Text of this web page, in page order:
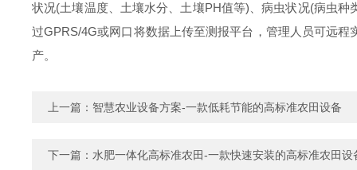
状况(土壤温度、土壤水分、土壤PH值等)、病虫状况(病虫
过GPRS/4G或网口将数据上传至测报平台，管理人员可远
产。
上一篇： 智慧农业设备方案-一款低耗节能的高标准农田设备
下一篇： 水肥一体化高标准农田-一款快速安装的高标准农田设